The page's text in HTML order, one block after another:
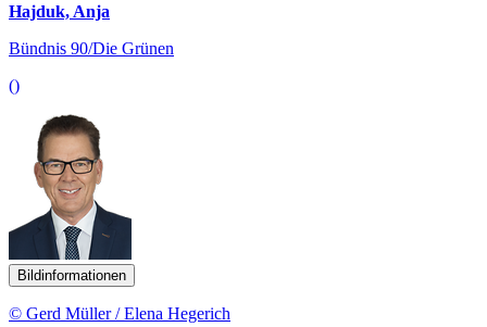
Hajduk, Anja
Bündnis 90/Die Grünen
()
Bildinformationen
© Gerd Müller / Elena Hegerich